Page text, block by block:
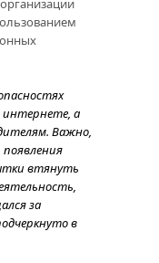
интернете, а
Важно,
втянуть
за
в